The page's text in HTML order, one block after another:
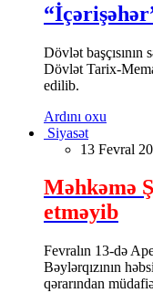
Dövlət
Dövlət Tarix-
edilib.
Ardını oxu
Siyasət
13 Fevral
Məhkəmə
etməyib
Fevralın 13-də
Bəylərqızının
qərarından